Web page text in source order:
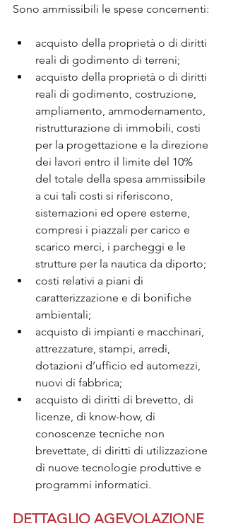
Sono ammissibili le spese concernenti:
acquisto della proprietà o di diritti
reali di godimento di terreni;
acquisto della proprietà o di diritti
reali di godimento, costruzione,
ampliamento, ammodernamento,
ristrutturazione di immobili, costi
per la progettazione e la direzione
dei lavori entro il limite del 10%
del totale della spesa ammissibile
a cui tali costi si riferiscono,
sistemazioni ed opere esterne,
compresi i piazzali per carico e
scarico merci, i parcheggi e le
strutture per la nautica da diporto;
costi relativi a piani di
caratterizzazione e di bonifiche
ambientali;
acquisto di impianti e macchinari,
attrezzature, stampi, arredi,
dotazioni d’ufficio ed automezzi,
nuovi di fabbrica;
acquisto di diritti di brevetto, di
licenze, di know-how, di
conoscenze tecniche non
brevettate, di diritti di utilizzazione
di nuove tecnologie produttive e
programmi informatici.
DETTAGLIO AGEVOLAZIONE